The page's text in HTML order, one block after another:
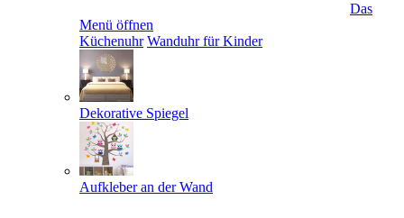
Das
Menü öffnen
Küchenuhr Wanduhr für Kinder
Dekorative Spiegel
Aufkleber an der Wand